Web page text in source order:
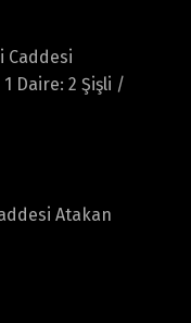
Caddesi
Daire: 2 Şişli /
Atakan